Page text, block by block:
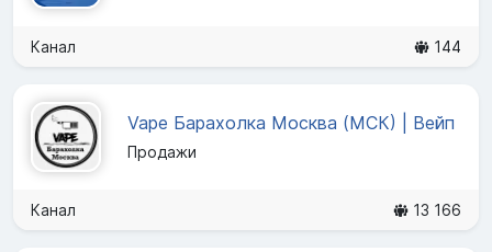
Канал 144
Vape Барахолка Москва (МСК) | Вейп
Продажи
Канал 13 166